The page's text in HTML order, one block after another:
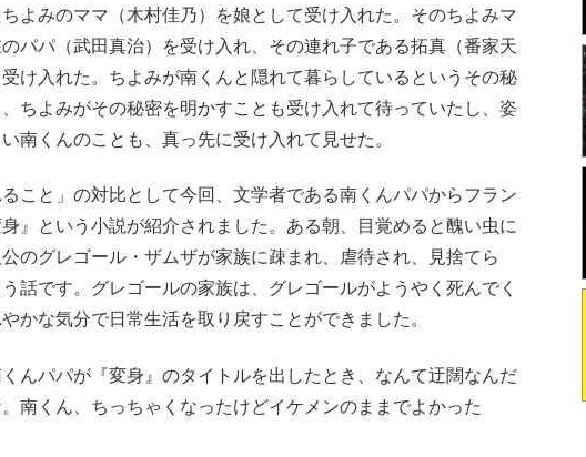
よみのママ（木村佳乃）を娘として受け入れた。そのちよみマ
パパ（武田真治）を受け入れ、その連れ子である拓真（番家天
け入れた。ちよみが南くんと隠れて暮らしているというその秘
ちよみがその秘密を明かすことも受け入れて待っていたし、姿
南くんのことも、真っ先に受け入れて見せた。
こと」の対比として今回、文学者である南くんパパからフラン
』という小説が紹介されました。ある朝、目覚めると醜い虫に
のグレゴール・ザムザが家族に疎まれ、虐待され、見捨てら
話です。グレゴールの家族は、グレゴールがようやく死んでく
かな気分で日常生活を取り戻すことができました。
んパパが『変身』のタイトルを出したとき、なんて迂闊なんだ
南くん、ちっちゃくなったけどイケメンのままでよかった